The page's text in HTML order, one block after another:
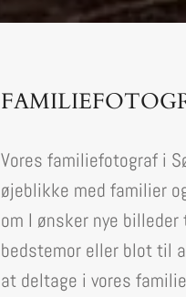
Vores familiefotograf i
øjeblikke med familier
om I ønsker nye
bedstemor eller blot til
at deltage i vores